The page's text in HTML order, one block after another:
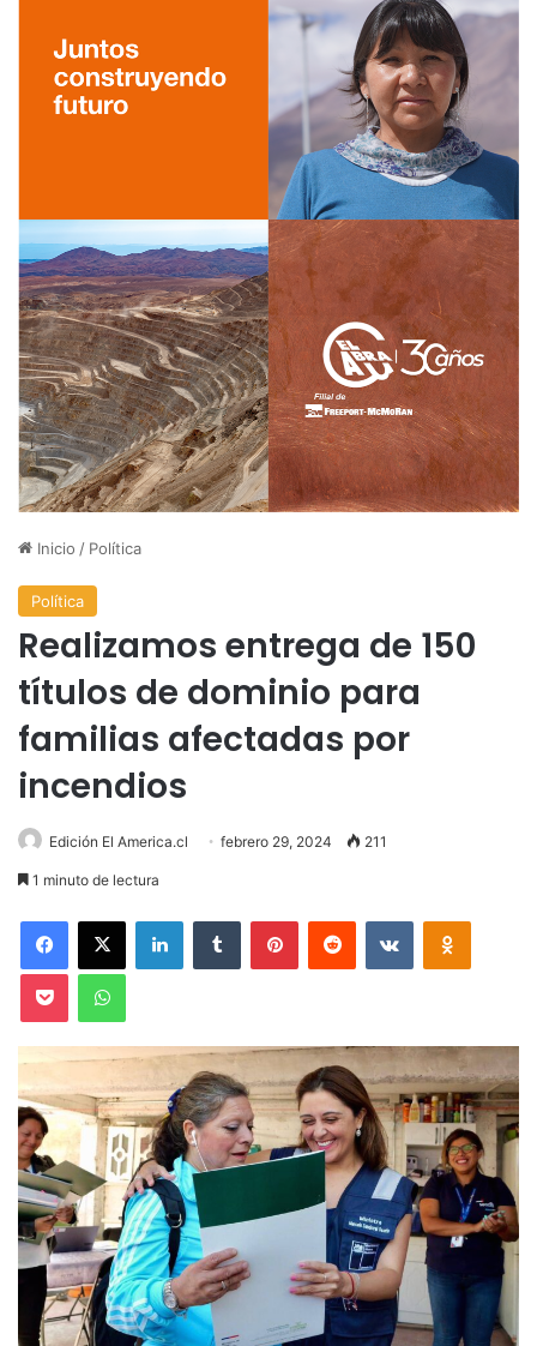
Inicio / Política
Política
Realizamos entrega de 150
títulos de dominio para
familias afectadas por
incendios
Edición El America.cl febrero 29, 2024 211
1 minuto de lectura
Facebook
X LinkedInTumblr PinterestReddit VKontakte
Pocket WhatsApp